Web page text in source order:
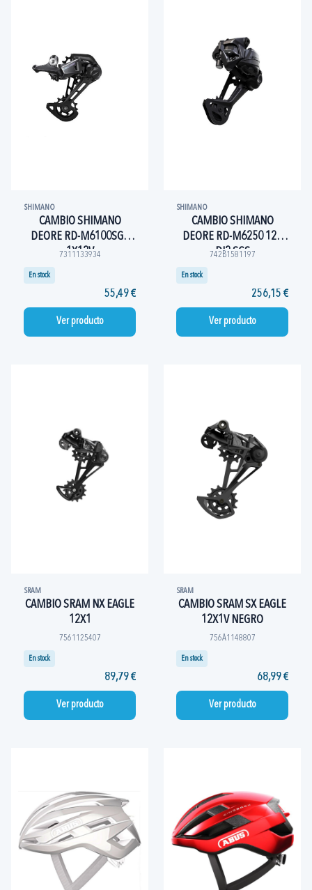
SHIMANO
CAMBIO SHIMANO
DEORE RD-M6100SGS
1X12V
7311133934
En stock
55,49 €
Ver producto
SHIMANO
CAMBIO SHIMANO
DEORE RD-M6250 12V
DI2 SGS
742B1581197
En stock
256,15 €
Ver producto
SRAM
CAMBIO SRAM NX EAGLE
12X1
7561125407
En stock
89,79 €
Ver producto
SRAM
CAMBIO SRAM SX EAGLE
12X1V NEGRO
756A1148807
En stock
68,99 €
Ver producto